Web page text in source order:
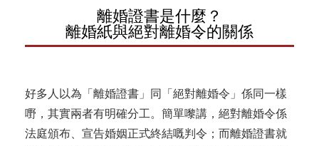
離婚證書是什麼？
離婚紙與絕對離婚令的關係
好多人以為「離婚證書」同「絕對離婚令」係同一樣
嘢，其實兩者有明確分工。簡單嚟講，絕對離婚令係
法庭頒布、宣告婚姻正式終結嘅判令；而離婚證書就